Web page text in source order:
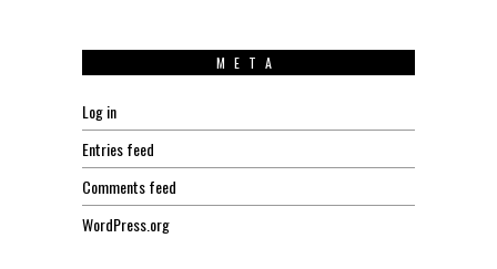
META
Log in
Entries feed
Comments feed
WordPress.org